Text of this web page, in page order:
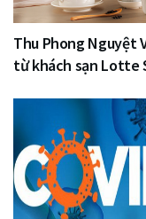
Thu Phong Nguyệt
từ khách sạn Lotte